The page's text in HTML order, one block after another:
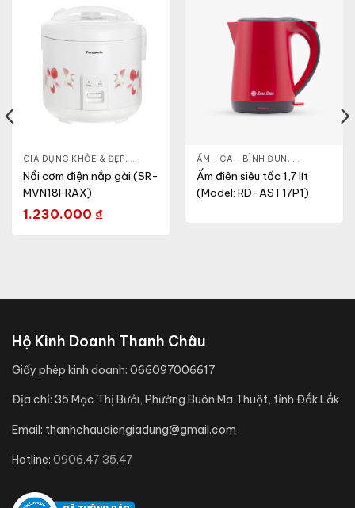
GIA DỤNG KHỎE & ĐẸP, NỒI - ẤM - CA - BÌNH,NỒI CƠM ĐIỆN
Nồi cơm điện nắp gài (SR-
MVN18FRAX)
1.230.000 ₫
ẤM - CA - BÌNH ĐUN , GIA DỤNG
Ấm điện siêu tốc 1,7 lít
(Model: RD-AST17P1)
CA - BÌNH, NỒI CƠM ĐIỆN
Hộ Kinh Doanh Thanh Châu
Giấy phép kinh doanh: 066097006617
Địa chỉ: 35 Mạc Thị Bưởi, Phường Buôn Ma Thuột, tỉnh Đắk Lắk
Email: thanhchaudiengiadung@gmail.com
Hotline: 0906.47.35.47